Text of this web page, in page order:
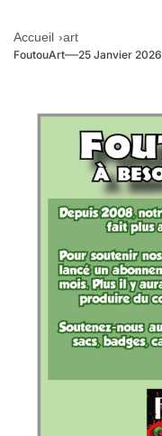
Accueil art
FoutouArt 25 Janvier 2026